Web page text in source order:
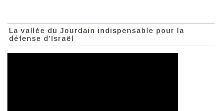
La vallée du Jourdain indispensable pour la
défense d’Israël